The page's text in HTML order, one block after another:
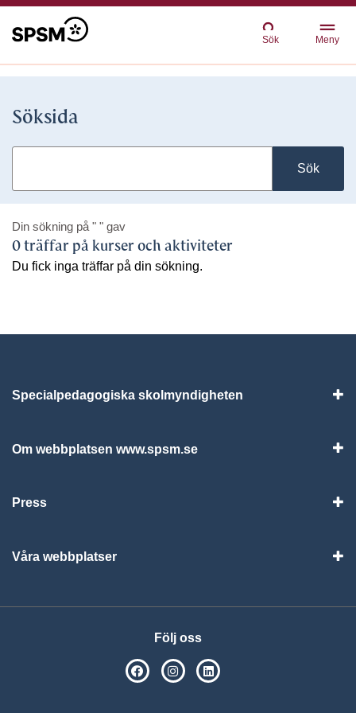
Sök Meny
Söksida
Sök
Din sökning på " " gav
0 träffar på kurser och aktiviteter
Du fick inga träffar på din sökning.
Specialpedagogiska skolmyndigheten
Om webbplatsen www.spsm.se
Press
Våra webbplatser
Följ oss
SPSM på Facebook
SPSM på Instagram